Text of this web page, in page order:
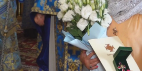
On September 8, according to
birth of the Holy Mother of
dates. For 10 years in a row,
the Holy Mother of God in
named in honor of the Mother
God. His name represents
Church of the Nativity of the
expense of Oleksandr